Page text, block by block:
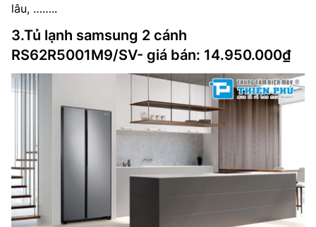
lâu, ……..
3.Tủ lạnh samsung 2 cánh
RS62R5001M9/SV- giá bán: 14.950.000₫